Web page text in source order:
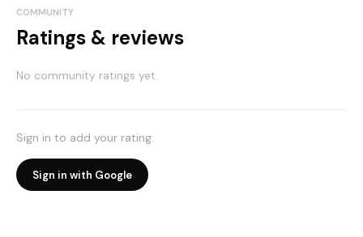
COMMUNITY
Ratings & reviews
No community ratings yet.
Sign in to add your rating.
Sign in with Google